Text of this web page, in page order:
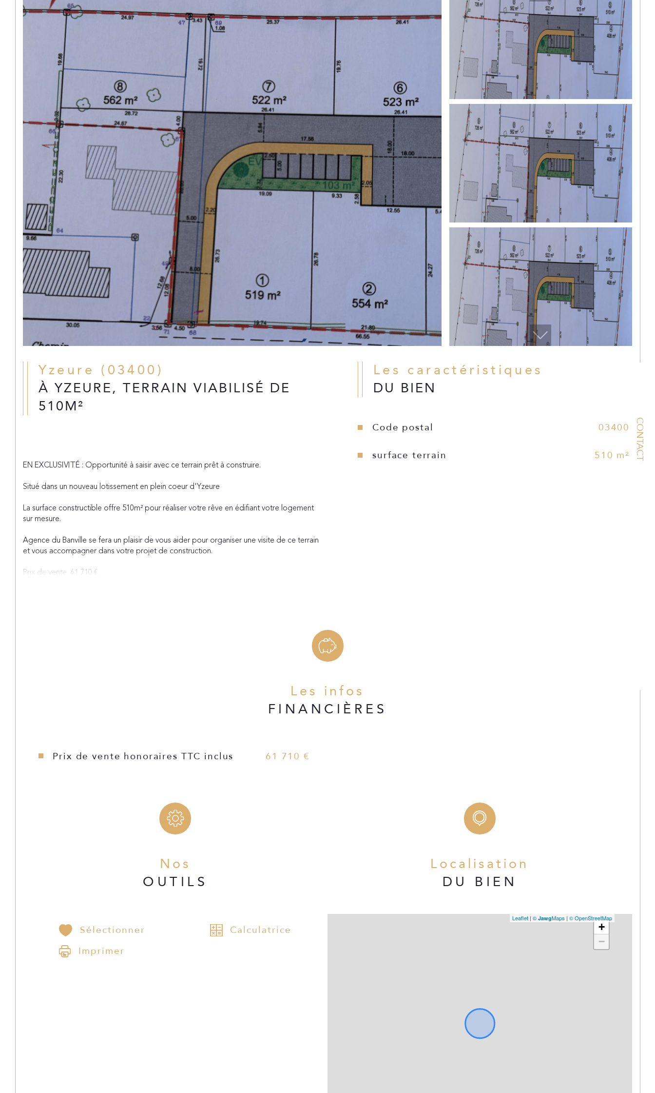
CONTACT
Yzeure (03400)
À YZEURE, TERRAIN VIABILISÉ DE
510M²
EN EXCLUSIVITÉ : Opportunité à saisir avec ce terrain prêt à construire.
Situé dans un nouveau lotissement en plein coeur d'Yzeure
La surface constructible offre 510m² pour réaliser votre rêve en édifiant votre logement
sur mesure.
Agence du Banville se fera un plaisir de vous aider pour organiser une visite de ce terrain
et vous accompagner dans votre projet de construction.
Prix de vente  61 710 €.
Les caractéristiques
DU BIEN
Code postal 03400
surface terrain 510 m²
Les infos
FINANCIÈRES
Prix de vente honoraires TTC inclus 61 710 €
Nos
OUTILS
Sélectionner
Calculatrice
Imprimer
Localisation
DU BIEN
+
−
Leaflet| © JawgMaps | © OpenStreetMap